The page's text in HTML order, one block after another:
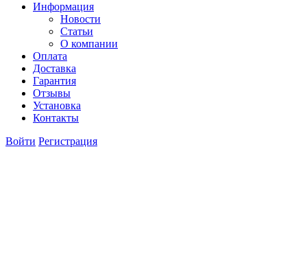
Информация
Новости
Статьи
О компании
Оплата
Доставка
Гарантия
Отзывы
Установка
Контакты
Войти Регистрация